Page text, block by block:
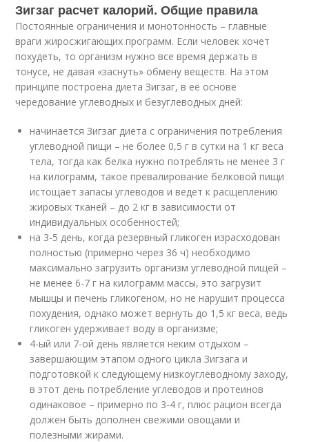
Зигзаг расчет калорий. Общие правила
Постоянные ограничения и монотонность – главные
враги жиросжигающих программ. Если человек хочет
похудеть, то организм нужно все время держать в
тонусе, не давая «заснуть» обмену веществ. На этом
принципе построена диета Зигзаг, в её основе
чередование углеводных и безуглеводных дней:
начинается Зигзаг диета с ограничения потребления
углеводной пищи – не более 0,5 г в сутки на 1 кг веса
тела, тогда как белка нужно потреблять не менее 3 г
на килограмм, такое превалирование белковой пищи
истощает запасы углеводов и ведет к расщеплению
жировых тканей – до 2 кг в зависимости от
индивидуальных особенностей;
на 3-5 день, когда резервный гликоген израсходован
полностью (примерно через 36 ч) необходимо
максимально загрузить организм углеводной пищей –
не менее 6-7 г на килограмм массы, это загрузит
мышцы и печень гликогеном, но не нарушит процесса
похудения, однако может вернуть до 1,5 кг веса, ведь
гликоген удерживает воду в организме;
4-ый или 7-ой день является неким отдыхом –
завершающим этапом одного цикла Зигзага и
подготовкой к следующему низкоуглеводному заходу,
в этот день потребление углеводов и протеинов
одинаковое – примерно по 3-4 г, плюс рацион всегда
должен быть дополнен свежими овощами и
полезными жирами.